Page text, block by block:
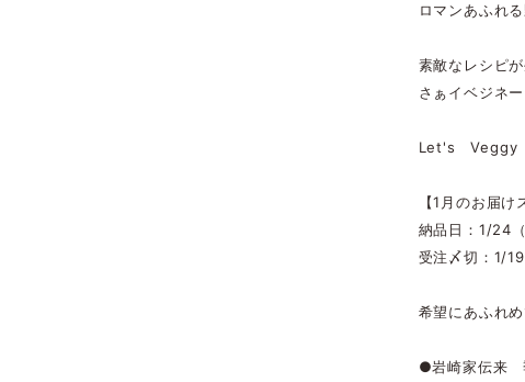
ロマンあふれる
素敵なレシピ
さぁイベジネ
Let's
【1月のお届け
納品日：1/24
受注〆切：1/
希望にあふれ
●岩崎家伝来